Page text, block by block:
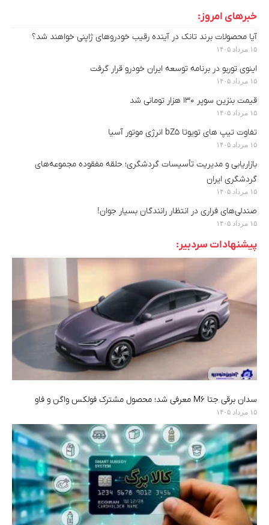
خبرهای امروز:
آیا محصولات برند تانک در آینده رقیب خودروهای ژاپنی خواهند شد؟
۱۵ مرداد ۱۴۰۵
اینوی توربو در برنامه توسعه ایران خودرو قرار گرفت
۱۵ مرداد ۱۴۰۵
قیمت بنزین سوپر ۱۳۰ هزار تومانی شد
۱۵ مرداد ۱۴۰۵
تفاوت تیپ های تویوتا bZ5 انرژی موتور آسیا
۱۵ مرداد ۱۴۰۵
بازاریابی و مدیریت تأسیسات گردشگری؛ حلقه مفقوده مجموعه‌های
گردشگری ایران
۱۵ مرداد ۱۴۰۵
صندلی‌های فراری در انتظار رانندگان بسیار جوان!
۱۵ مرداد ۱۴۰۵
پیشنهادات سردبیر:
سدان برقی جتا M6 معرفی شد؛ محصول مشترک فولکس واگن و فاو
۱۵ مرداد ۱۴۰۵